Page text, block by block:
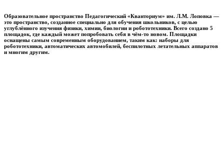
Образовательное пространство Педагогический «Кванториум» им. Л.М. Лоповка —
это пространство, созданное специально для обучения школьников, с целью
углублённого изучения физики, химии, биологии и робототехники. Всего создано 5
площадок, где каждый может попробовать себя в чём-то новом. Площадки
оснащены самым современным оборудованием, таким как: наборы для
робототехники, автоматических автомобилей, беспилотных летательных аппаратов
и многим другим.